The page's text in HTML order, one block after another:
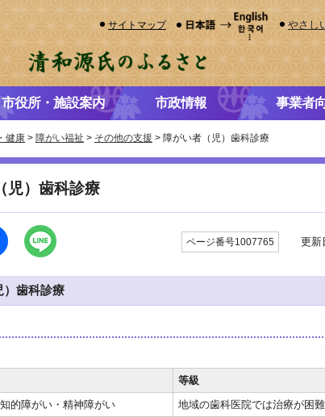
サイトマップ やさし
市役所・施設案内 市政情報 事業者
健康 > 障がい福祉 > その他の支援 > 障がい者（児）歯科診療
児）歯科診療
ページ番号1007765 更新
）歯科診療
等級
的障がい・精神障がい
地域の歯科医院では治療が困難